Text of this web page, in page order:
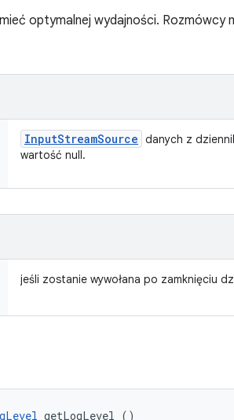
optymalnej wydajności. Rozmówcy
InputStreamSource danych z
wartość null.
jeśli zostanie wywołana po zamknięciu
getLogLevel ()